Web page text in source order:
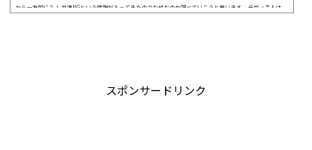
から一方的に？！ 共演NGという情報が入ってきたのでなぜなのか調べていこうと思います。 デヴィ夫人は、
スポンサードリンク